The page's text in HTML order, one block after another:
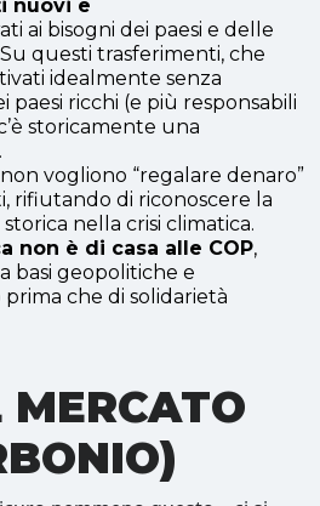
nuovi e
ai bisogni dei paesi e delle
questi trasferimenti, che
idealmente senza
paesi ricchi (e più responsabili
storicamente una
vogliono “regalare denaro”
rifiutando di riconoscere la
nella crisi climatica.
non è di casa alle COP,
basi geopolitiche e
che di solidarietà